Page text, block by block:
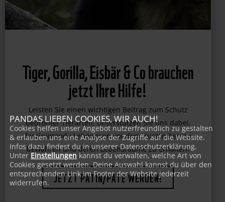
Tiger, Gorilla, Eisbär & Co brauchen
jetzt Ihre Hilfe!
Leisten Sie einen wichtigen Beitrag zum Schutz
bedrohter Tierarten. Unterstützen Sie uns dabei,
faszinierende Lebewesen vor dem Aussterben zu
bewahren und deren Lebensräume zu erhalten.
JETZT PATIN/PATE WERDEN!
PANDAS LIEBEN COOKIES, WIR AUCH!
Cookies helfen unser Angebot nutzerfreundlich zu gestalten
& erlauben uns eine Analyse der Zugriffe auf die Website.
Infos dazu findest du in unserer Datenschutzerklärung.
Unter Einstellungen kannst du verwalten, welche Art von
Cookies gesetzt werden. Deine Auswahl kannst du über den
entsprechenden Link im Footer der Website jederzeit
widerrufen.